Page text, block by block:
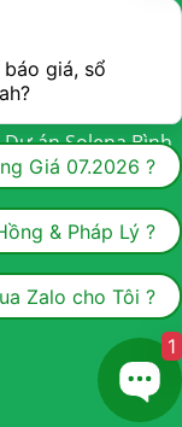
Trần Anh và Dự
ánSolena Bình
giá, sổ
Giá 07.2026 ?
& Pháp Lý ?
Zalo cho Tôi ?
1